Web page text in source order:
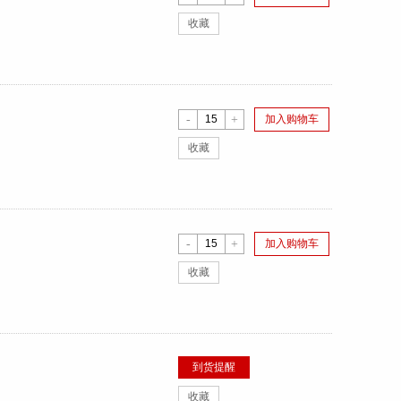
收藏
- + 加入购物车
收藏
- + 加入购物车
收藏
到货提醒
收藏